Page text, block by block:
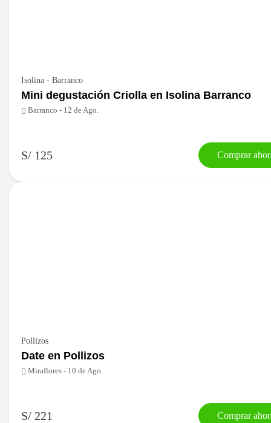
Isolina - Barranco
Mini degustación Criolla en Isolina Barranco
Barranco - 12 de Ago.
S/ 125 Comprar
Pollizos
Date en Pollizos
Miraflores - 10 de Ago.
S/ 221 Comprar